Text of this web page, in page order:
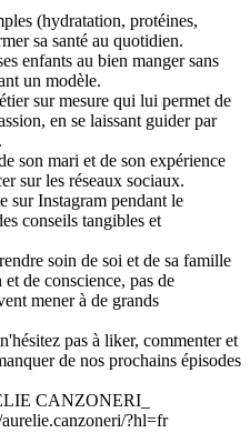
(hydratation, protéines,
sa santé au quotidien.
enfants au bien manger sans
un modèle.
sur mesure qui lui permet de
en se laissant guider par
son mari et de son expérience
sur les réseaux sociaux.
sur Instagram pendant le
conseils tangibles et
soin de soi et de sa famille
de conscience, pas de
mener à de grands
pas à liker, commenter et
de nos prochains épisodes
CANZONERI_
?hl=fr